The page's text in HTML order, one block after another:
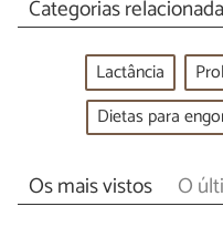
Categorias
Lactância
Dietas para
Os mais vistos O